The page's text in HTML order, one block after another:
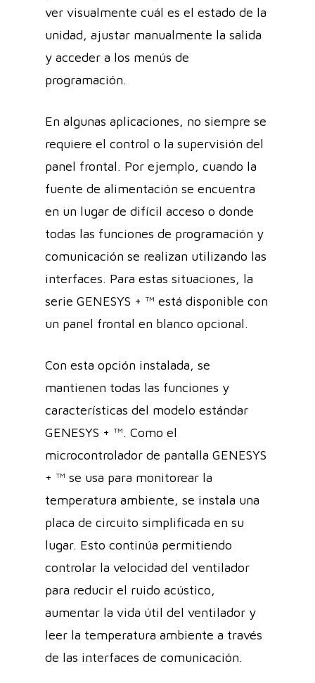
ver visualmente cuál es el estado de la
unidad, ajustar manualmente la salida
y acceder a los menús de
programación.
En algunas aplicaciones, no siempre se
requiere el control o la supervisión del
panel frontal. Por ejemplo, cuando la
fuente de alimentación se encuentra
en un lugar de difícil acceso o donde
todas las funciones de programación y
comunicación se realizan utilizando las
interfaces. Para estas situaciones, la
serie GENESYS + ™ está disponible con
un panel frontal en blanco opcional.
Con esta opción instalada, se
mantienen todas las funciones y
características del modelo estándar
GENESYS + ™. Como el
microcontrolador de pantalla GENESYS
+ ™ se usa para monitorear la
temperatura ambiente, se instala una
placa de circuito simplificada en su
lugar. Esto continúa permitiendo
controlar la velocidad del ventilador
para reducir el ruido acústico,
aumentar la vida útil del ventilador y
leer la temperatura ambiente a través
de las interfaces de comunicación.